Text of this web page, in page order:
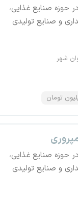
حوزه صنایع غذایی،
و صنایع تولیدی
شهر
حوزه صنایع غذایی،
و صنایع تولیدی